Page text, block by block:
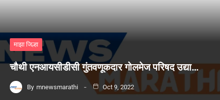
माझा जिल्हा
चौथी एनआयसीडीसी गुंतवणूकदार गोलमेज परिषद उद्या…
By mnewsmarathi Oct 9, 2022